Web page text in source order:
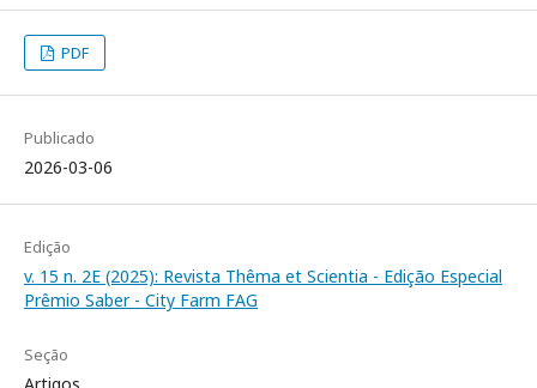
PDF
Publicado
2026-03-06
Edição
v. 15 n. 2E (2025): Revista Thêma et Scientia - Edição Especial
Prêmio Saber - City Farm FAG
Seção